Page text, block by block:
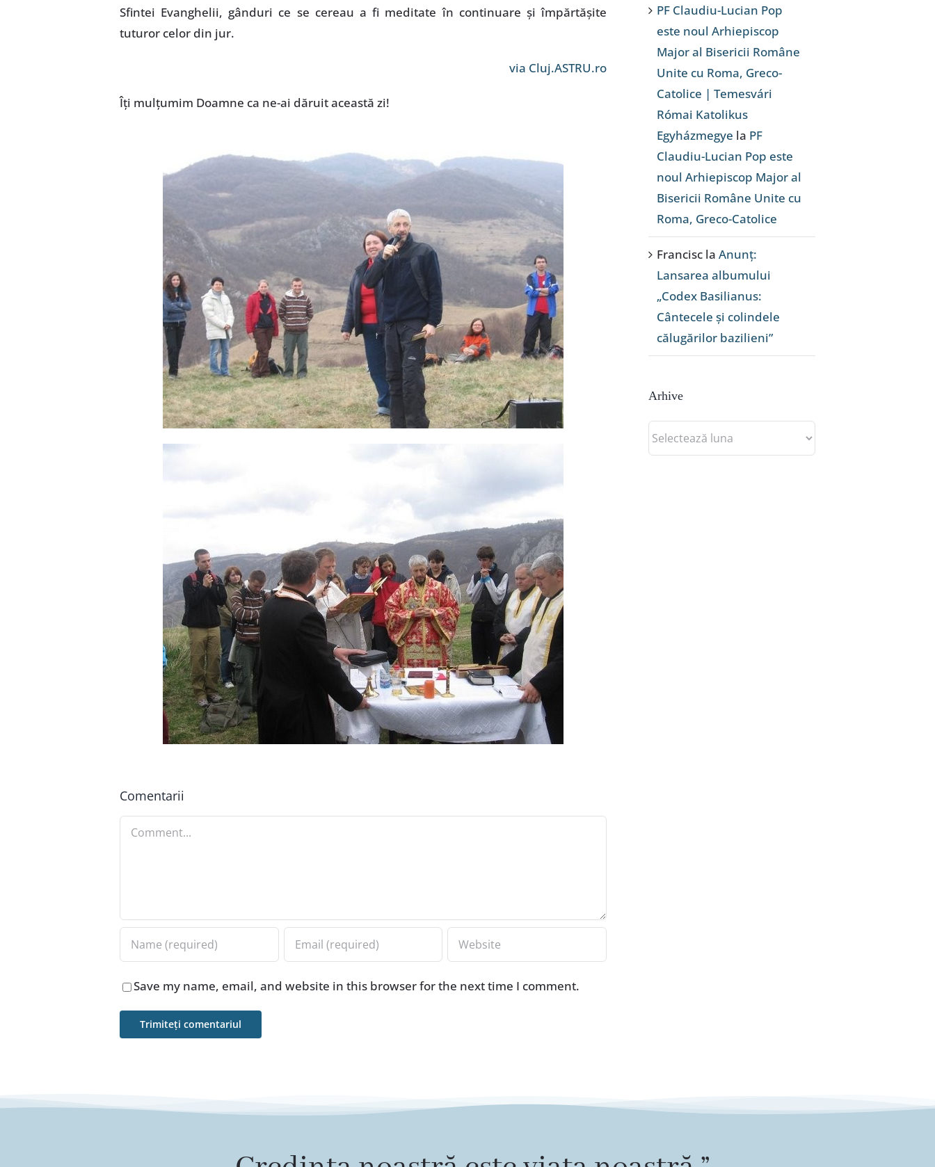
Sfintei Evanghelii, gânduri ce se cereau a fi meditate în continuare şi împărtăşite
tuturor celor din jur.
via Cluj.ASTRU.ro
Îţi mulţumim Doamne ca ne-ai dăruit această zi!
Comentarii
Comment
Save my name, email, and website in this browser for the next time I comment.
PF Claudiu-Lucian Pop
este noul Arhiepiscop
Major al Bisericii Române
Unite cu Roma, Greco-
Catolice | Temesvári
Római Katolikus
Egyházmegye la PF
Claudiu-Lucian Pop este
noul Arhiepiscop Major al
Bisericii Române Unite cu
Roma, Greco-Catolice
Francisc la Anunț:
Lansarea albumului
„Codex Basilianus:
Cântecele și colindele
călugărilor bazilieni”
Arhive
Arhive